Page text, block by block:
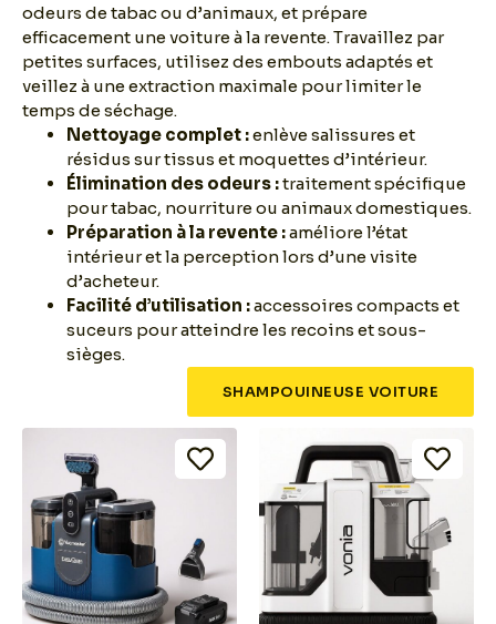
odeurs de tabac ou d’animaux, et prépare
efficacement une voiture à la revente. Travaillez par
petites surfaces, utilisez des embouts adaptés et
veillez à une extraction maximale pour limiter le
temps de séchage.
Nettoyage complet :enlève salissures et
résidus sur tissus et moquettes d’intérieur.
Élimination des odeurs :traitement spécifique
pour tabac, nourriture ou animaux domestiques.
Préparation à la revente :améliore l’état
intérieur et la perception lors d’une visite
d’acheteur.
Facilité d’utilisation :accessoires compacts et
suceurs pour atteindre les recoins et sous-
sièges.
SHAMPOUINEUSE VOITURE